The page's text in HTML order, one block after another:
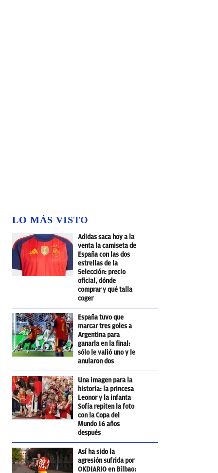
LO MÁS VISTO
Adidas saca hoy a la
venta la camiseta de
España con las dos
estrellas de la
Selección: precio
oficial, dónde
comprar y qué talla
coger
España tuvo que
marcar tres goles a
Argentina para
ganarla en la final:
sólo le valió uno y le
anularon dos
Una imagen para la
historia: la princesa
Leonor y la infanta
Sofía repiten la foto
con la Copa del
Mundo 16 años
después
Así ha sido la
agresión sufrida por
OKDIARIO en Bilbao: